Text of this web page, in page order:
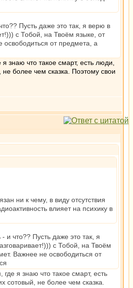
Пусть даже это так, я верю в
с Тобой, на Твоём языке, от
освободиться от предмета, а
знаю что такое смарт, есть люди,
более чем сказка. Поэтому свои
ни к чему, в виду отсутствия
влияет на психику в
и что?? Пусть даже это так, я
с Тобой, на Твоём
Важнее не освободиться от
я знаю что такое смарт, есть
сотовый, не более чем сказка.